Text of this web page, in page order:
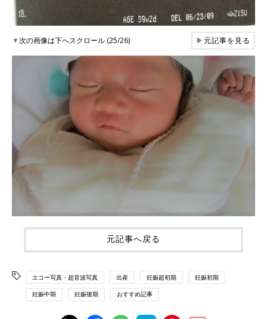
▼次の画像は下へスクロール (25/26) ▶元記事を見る
元記事へ戻る
エコー写真・超音波写真 出産 妊娠超初期 妊娠初期
妊娠中期 妊娠後期 おすすめ記事